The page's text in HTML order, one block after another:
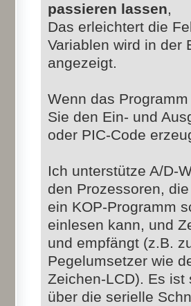
passieren lassen,
Das erleichtert die
Variablen wird in der
angezeigt.
Wenn das
Sie den Ein- und
oder PIC-Code
Ich unterstütze A/D-
den Prozessoren,
ein KOP-Programm
einlesen kann, und
und empfängt (z.B.
Pegelumsetzer wie
Zeichen-LCD). Es
über die serielle